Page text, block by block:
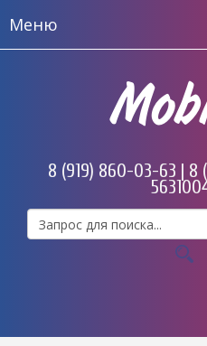
Меню
8 (919) 860-03-63 | 8